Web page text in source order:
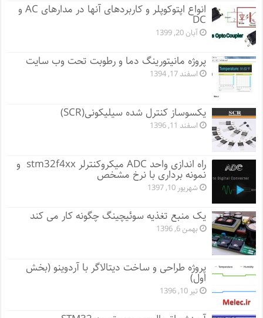
انواع اپتوکوپلر و کاربردهای آنها در مدارهای AC و
DC
آبان 20, 1399
پروژه مانيتورينگ دما و رطوبت تحت وب سایت
اسفند 17, 1394
یکسوساز کنترل شده سیلیکونی(SCR)
اسفند 11, 1396
راه اندازی واحد ADC میکروکنترلر stm32f4xx و
نمونه برداری با نرخ مشخص
شهریور 10, 1397
یک منبع تغذیه سوئیچینگ چگونه کار می کند
بهمن 6, 1396
پروژه طراحی و ساخت دیتالاگر با آردوینو (بخش
اول)
تیر 10, 1396